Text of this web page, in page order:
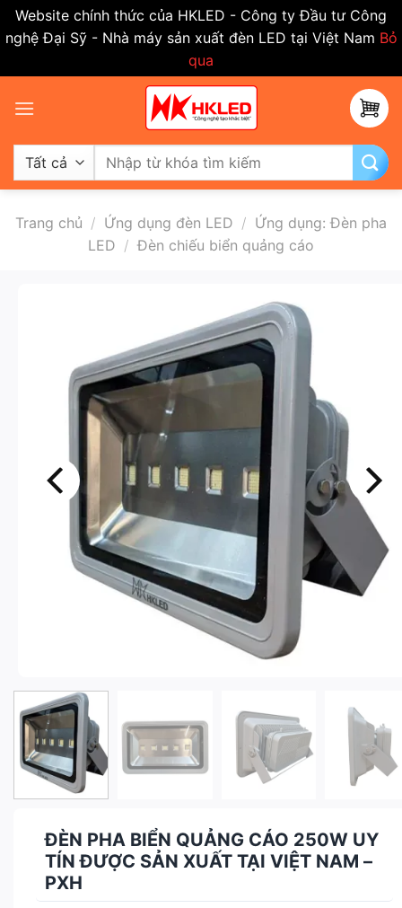
Website chính thức của HKLED - Công ty Đầu tư Công
nghệ Đại Sỹ - Nhà máy sản xuất đèn LED tại Việt Nam Bỏ
qua
qua
dung
Tìm
kiếm:
Trang chủ / Ứng dụng đèn LED / Ứng dụng: Đèn pha
LED / Đèn chiếu biển quảng cáo
ĐÈN PHA BIỂN QUẢNG CÁO 250W UY
TÍN ĐƯỢC SẢN XUẤT TẠI VIỆT NAM –
PXH